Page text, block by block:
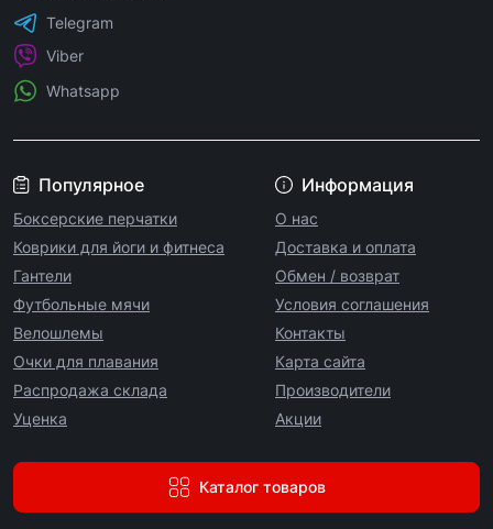
Популярное
Боксерские перчатки
Коврики для йоги и фитнеса
Гантели
Футбольные мячи
Велошлемы
Очки для плавания
Распродажа склада
Уценка
Информация
О нас
Доставка и оплата
Обмен / возврат
Условия соглашения
Контакты
Карта сайта
Производители
Акции
Каталог товаров
Telegram
Viber
Whatsapp